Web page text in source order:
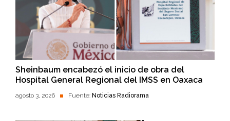
Sheinbaum encabezó el inicio de obra del
Hospital General Regional del IMSS en Oaxaca
agosto 3, 2026 Fuente: Noticias Radiorama